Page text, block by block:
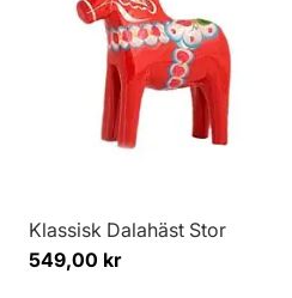
Klassisk Dalahäst Stor
549,00 kr